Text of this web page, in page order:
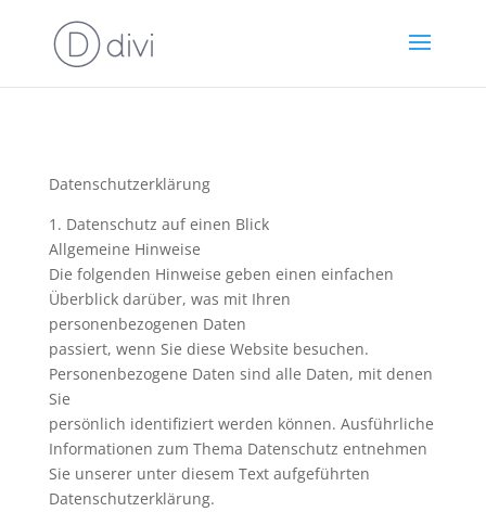
Datenschutzerklärung
1. Datenschutz auf einen Blick
Allgemeine Hinweise
Die folgenden Hinweise geben einen einfachen
Überblick darüber, was mit Ihren
personenbezogenen Daten
passiert, wenn Sie diese Website besuchen.
Personenbezogene Daten sind alle Daten, mit denen
Sie
persönlich identifiziert werden können. Ausführliche
Informationen zum Thema Datenschutz entnehmen
Sie unserer unter diesem Text aufgeführten
Datenschutzerklärung.